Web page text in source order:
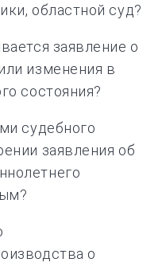
областной суд?
заявление о
изменения в
состояния?
судебного
заявления об
о